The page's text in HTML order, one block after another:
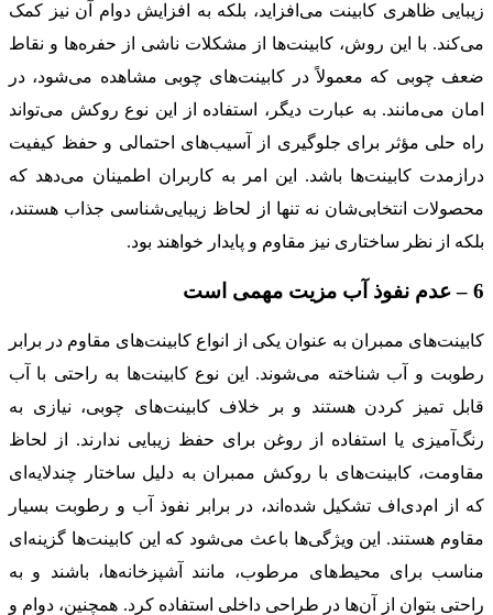
زیبایی ظاهری کابینت می‌افزاید، بلکه به افزایش دوام آن نیز کمک
می‌کند. با این روش، کابینت‌ها از مشکلات ناشی از حفره‌ها و نقاط
ضعف چوبی که معمولاً در کابینت‌های چوبی مشاهده می‌شود، در
امان می‌مانند. به عبارت دیگر، استفاده از این نوع روکش می‌تواند
راه حلی مؤثر برای جلوگیری از آسیب‌های احتمالی و حفظ کیفیت
درازمدت کابینت‌ها باشد. این امر به کاربران اطمینان می‌دهد که
محصولات انتخابی‌شان نه تنها از لحاظ زیبایی‌شناسی جذاب هستند،
بلکه از نظر ساختاری نیز مقاوم و پایدار خواهند بود.
6 – عدم نفوذ آب مزیت مهمی است
کابینت‌های ممبران به عنوان یکی از انواع کابینت‌های مقاوم در برابر
رطوبت و آب شناخته می‌شوند. این نوع کابینت‌ها به راحتی با آب
قابل تمیز کردن هستند و بر خلاف کابینت‌های چوبی، نیازی به
رنگ‌آمیزی یا استفاده از روغن برای حفظ زیبایی ندارند. از لحاظ
مقاومت، کابینت‌های با روکش ممبران به دلیل ساختار چندلایه‌ای
که از ام‌دی‌اف تشکیل شده‌اند، در برابر نفوذ آب و رطوبت بسیار
مقاوم هستند. این ویژگی‌ها باعث می‌شود که این کابینت‌ها گزینه‌ای
مناسب برای محیط‌های مرطوب، مانند آشپزخانه‌ها، باشند و به
راحتی بتوان از آن‌ها در طراحی داخلی استفاده کرد. همچنین، دوام و